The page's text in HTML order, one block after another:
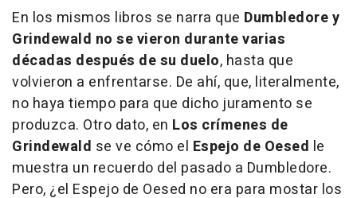
En los mismos libros se narra que Dumbledore y
Grindewald no se vieron durante varias
décadas después de su duelo, hasta que
volvieron a enfrentarse. De ahí, que, literalmente,
no haya tiempo para que dicho juramento se
produzca. Otro dato, en Los crímenes de
Grindewald se ve cómo el Espejo de Oesed le
muestra un recuerdo del pasado a Dumbledore.
Pero, ¿el Espejo de Oesed no era para mostar los